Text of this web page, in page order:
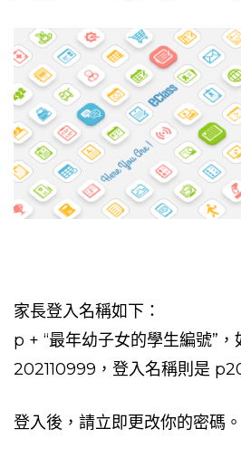
家長登入名稱如下：
p + “最年幼子女的學生編號”
202110999，登入名稱則是
登入後，請立即更改你的密碼。